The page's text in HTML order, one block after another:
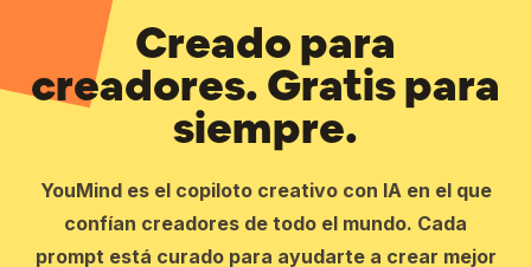
Creado para
creadores. Gratis para
siempre.
YouMind es el copiloto creativo con IA en el que
confían creadores de todo el mundo. Cada
prompt está curado para ayudarte a crear mejor